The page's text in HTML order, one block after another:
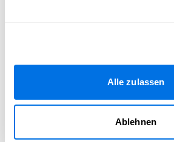
Alle zulassen
Ablehnen